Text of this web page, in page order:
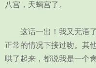
八宫，天蝎宫了。
这话一出！我又无语了
正常的情况下接过吻。其
哄了起来，都说我是一个